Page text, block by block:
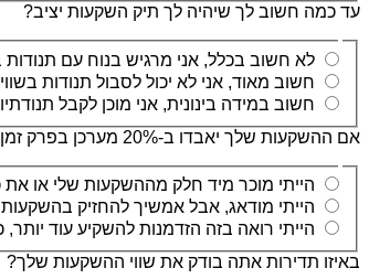
עד כמה חשוב לך שיהיה לך תיק השקעות יציב?
לא חשוב בכלל, אני מרגיש בנוח עם
חשוב מאוד, אני לא יכול לסבול תנודות
חשוב במידה בינונית, אני מוכן לקבל
אם ההשקעות שלך יאבדו ב-20% מערכן בפרק זמן קצר, איך היית מגיב?
הייתי מוכר מיד חלק מההשקעות שלי או את
הייתי מודאג, אבל אמשיך להחזיק
הייתי רואה בזה הזדמנות להשקיע עוד
באיזו תדירות אתה בודק את שווי ההשקעות שלך?